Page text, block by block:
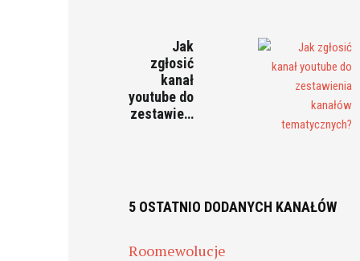
Jak
zgłosić
kanał
youtube do
zestawie…
5 OSTATNIO DODANYCH KANAŁÓW
Roomewolucje